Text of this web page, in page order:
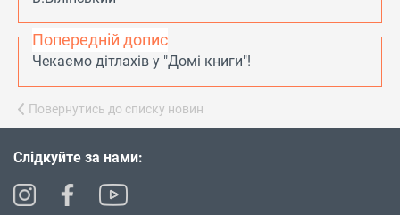
Попередній допис
Чекаємо дітлахів у "Домі книги"!
Повернутись до списку новин
Слідкуйте за нами: